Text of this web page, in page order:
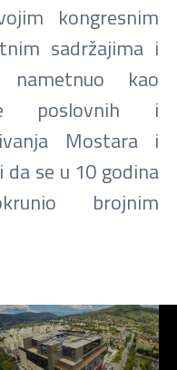
kongresnim
sadržajima i
kao
poslovnih i
Mostara i
se u 10 godina
brojnim